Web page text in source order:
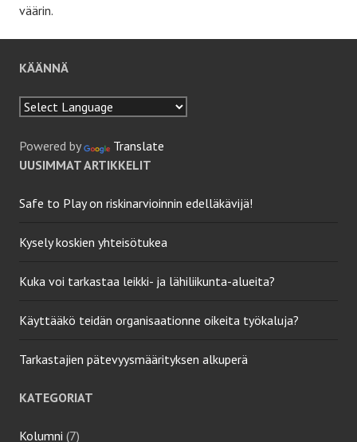
väärin.
KÄÄNNÄ
Powered by
Translate
UUSIMMAT ARTIKKELIT
Safe to Play on riskinarvioinnin edelläkävijä!
Kysely koskien yhteisötukea
Kuka voi tarkastaa leikki- ja lähiliikunta-alueita?
Käyttääkö teidän organisaationne oikeita työkaluja?
Tarkastajien pätevyysmäärityksen alkuperä
KATEGORIAT
Kolumni (7)